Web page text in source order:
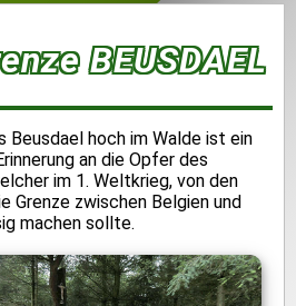
BEUSDAEL
hoch im Walde ist ein
an die Opfer des
im 1. Weltkrieg, von den
Grenze zwischen Belgien und
machen sollte.